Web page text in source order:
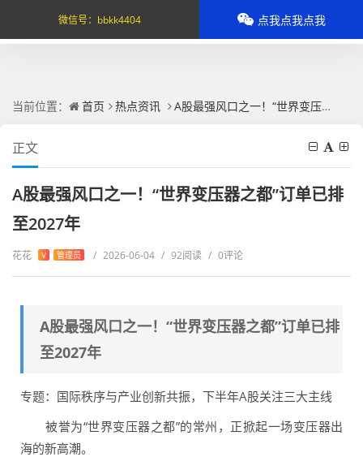
当前位置： 首页 热点资讯 A股最强风口之一！“世界变压器之都”订单已排至2027年
正文
A股最强风口之一！“世界变压器之都”订单已排
至2027年
花花 V 管理员 / 2026-06-04 / 92阅读 / 0评论
A股最强风口之一！“世界变压器之都”订单已排
至2027年
专题：国际秩序与产业创新共振，下半年A股关注三大主线
被誉为“世界变压器之都”的常州，正掀起一场变压器出
海的新高潮。
微信号： bbkk4404 点我点我点我